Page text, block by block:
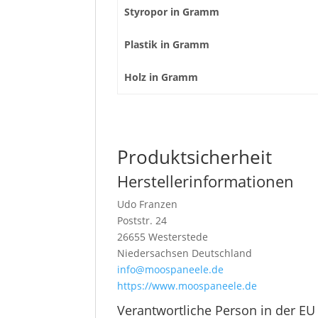
Styropor in Gramm
Plastik in Gramm
Holz in Gramm
Produktsicherheit
Herstellerinformationen
Udo Franzen
Poststr. 24
26655 Westerstede
Niedersachsen Deutschland
info@moospaneele.de
https://www.moospaneele.de
Verantwortliche Person in der EU